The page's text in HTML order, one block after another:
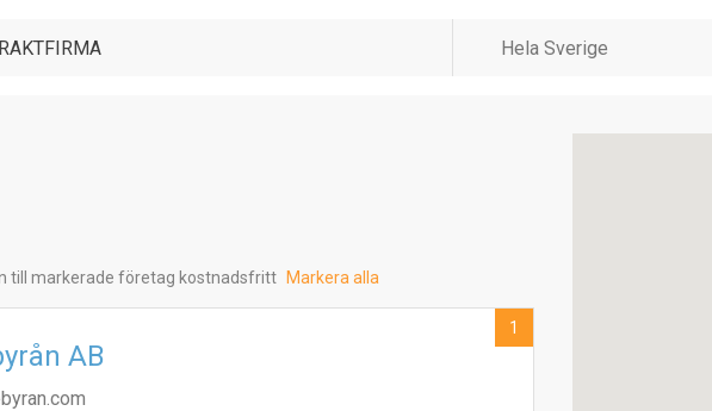
till markerade företag kostnadsfritt Markera alla
AB
1